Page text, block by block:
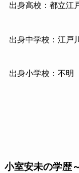
出身高校：都立江
出身中学校：江戸
出身小学校：不明
小室安未の学歴